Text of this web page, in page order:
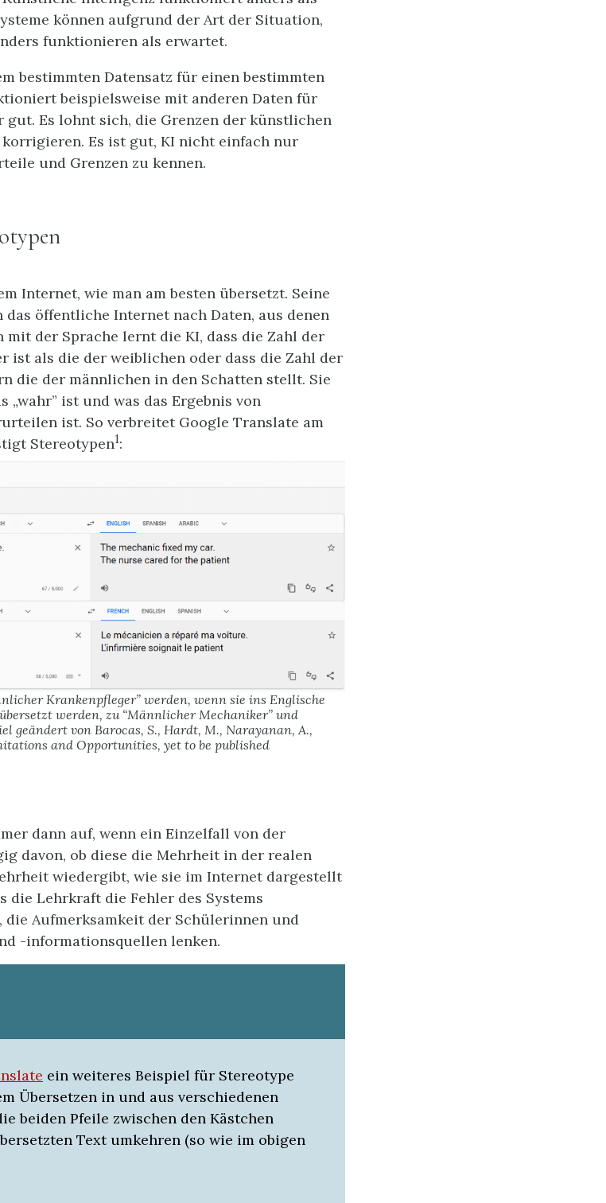
können aufgrund der Art der Situation,
funktionieren als erwartet.
bestimmten Datensatz für einen bestimmten
beispielsweise mit anderen Daten für
gut. Es lohnt sich, die Grenzen der künstlichen
Es ist gut, KI nicht einfach nur
und Grenzen zu kennen.
Internet, wie man am besten übersetzt. Seine
öffentliche Internet nach Daten, aus denen
mit der Sprache lernt die KI, dass die Zahl der
ist als die der weiblichen oder dass die Zahl der
die der männlichen in den Schatten stellt. Sie
ist und was das Ergebnis von
ist. So verbreitet Google Translate am
Stereotypen1:
Krankenpfleger” werden, wenn sie ins Englische
werden, zu “Männlicher Mechaniker” und
geändert von Barocas, S., Hardt, M., Narayanan, A.,
and Opportunities, yet to be published
dann auf, wenn ein Einzelfall von der
davon, ob diese die Mehrheit in der realen
wiedergibt, wie sie im Internet dargestellt
die Lehrkraft die Fehler des Systems
die Aufmerksamkeit der Schülerinnen und
-informationsquellen lenken.
ein weiteres Beispiel für Stereotype
Übersetzen in und aus verschiedenen
beiden Pfeile zwischen den Kästchen
Text umkehren (so wie im obigen